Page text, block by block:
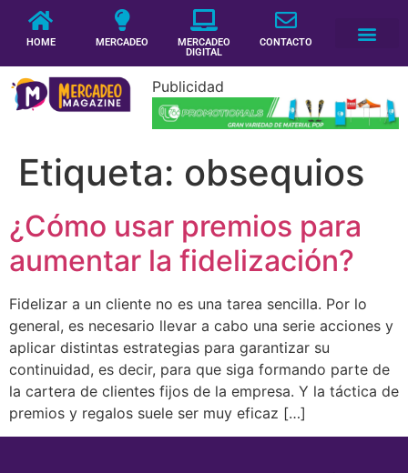
HOME MERCADEO
MERCADEO
DIGITAL
CONTACTO
Publicidad
Etiqueta: obsequios
¿Cómo usar premios para
aumentar la fidelización?
Fidelizar a un cliente no es una tarea sencilla. Por lo
general, es necesario llevar a cabo una serie acciones y
aplicar distintas estrategias para garantizar su
continuidad, es decir, para que siga formando parte de
la cartera de clientes fijos de la empresa. Y la táctica de
premios y regalos suele ser muy eficaz […]